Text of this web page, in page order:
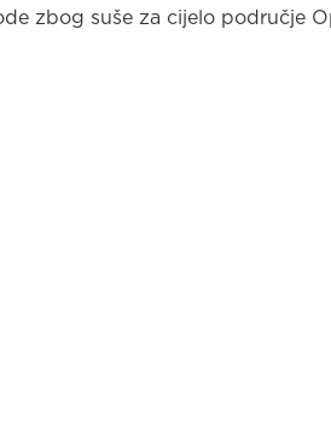
zbog suše za cijelo područje